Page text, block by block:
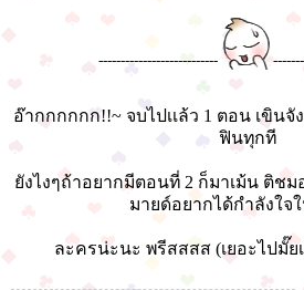
---------------------------
อ๊ากกกกกก!!~ จบไปเเล้ว 1 ตอน เขินจั
ฟินทุกที
ยังไงๆถ้าอยากมีตอนที่ 2 ก็มาเม้น ติชม
มายด์อยากได้กำลังใจ
ละครน่ะนะ พรีสสสส (เยอะไปมั๊ย